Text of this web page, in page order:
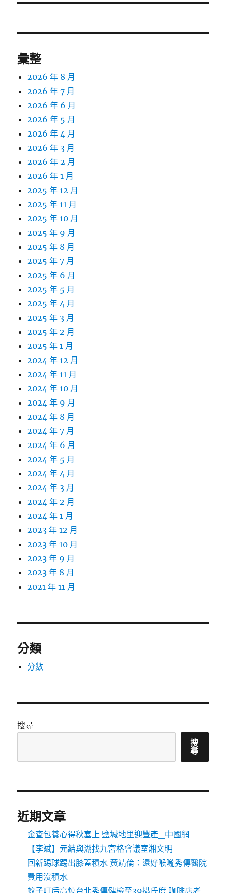
文
彙整
2026 年 8 月
2026 年 7 月
2026 年 6 月
2026 年 5 月
2026 年 4 月
2026 年 3 月
2026 年 2 月
2026 年 1 月
2025 年 12 月
2025 年 11 月
2025 年 10 月
2025 年 9 月
2025 年 8 月
2025 年 7 月
2025 年 6 月
2025 年 5 月
2025 年 4 月
2025 年 3 月
2025 年 2 月
2025 年 1 月
2024 年 12 月
2024 年 11 月
2024 年 10 月
2024 年 9 月
2024 年 8 月
2024 年 7 月
2024 年 6 月
2024 年 5 月
2024 年 4 月
2024 年 3 月
2024 年 2 月
2024 年 1 月
2023 年 12 月
2023 年 10 月
2023 年 9 月
2023 年 8 月
2021 年 11 月
分類
分數
搜尋
搜
尋
近期文章
金查包養心得秋塞上 鹽堿地里迎豐產_中國網
【李斌】元結與湖找九宮格會議室湘文明
回新踢球踢出膝蓋積水 黃靖倫：還好喉嚨秀傳醫院
費用沒積水